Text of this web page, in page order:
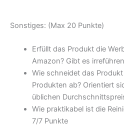
Sonstiges: (Max 20 Punkte)
Erfüllt das Produkt die
Amazon? Gibt es
Wie schneidet das
Produkten ab? Orientiert
üblichen
Wie praktikabel ist die
7/7 Punkte